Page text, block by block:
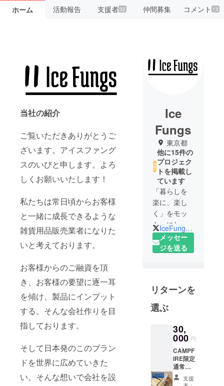
ホーム 活動報告 支援者32 仲間募集 コメント 13
当社の紹介
ご覧いただきありがとうご
ざいます。アイスファング
スのいびと申します。よろ
しくお願いいたします！
私たちは常日頃からお客様
と一緒に成長できるような
雑貨用品販売業者になりた
いと考えております。
お客様からのご融資を頂
き、お客様の要望に逐一耳
を傾け、製品にインプット
する。そんな会社作りを目
指しております。
そして日本発のこのブラン
ドを世界に広めていきた
い。そんな想いで会社を設
Ice
Fungs
東京都
他に15件の
プロジェク
トを掲載し
ています
「暮らしを
楽に、楽し
く」をモッ
トーにして
います！
クラウド
Amazonで商
品を販売い
たします。
ラム、ツ
イッターの
方もチェッ
クよろしく
お願いいた
IceFungs_Off
メッセー
ジを送る
リターンを
選ぶ
30,
000 円
CAMPF
IRE限定
通常販
売予定
価格支援